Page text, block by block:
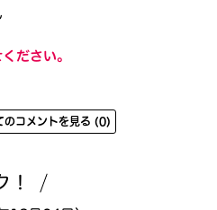
ださい。
のコメントを見る (0)
！